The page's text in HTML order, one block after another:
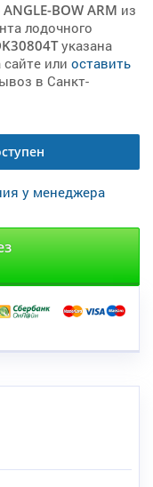
ANGLE-BOW ARM из
лодочного
указана
или оставить
в Санкт-
у менеджера